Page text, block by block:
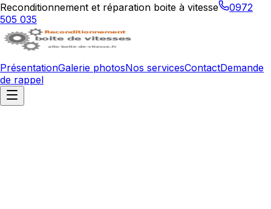
Reconditionnement et réparation boite à vitesse
0972
505 035
PrésentationGalerie photosNos servicesContactDemande
de rappel